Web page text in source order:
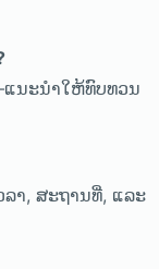
ນະນຳໃຫ້ທົບທວນ
າ, ສະຖານທີ່, ແລະ